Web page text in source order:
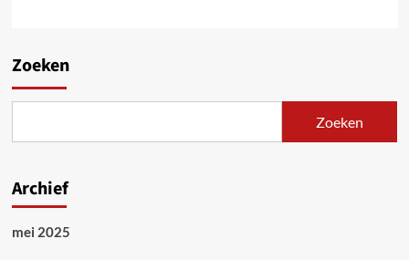
Zoeken
Zoeken
Archief
mei 2025